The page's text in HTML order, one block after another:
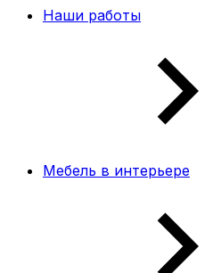
Наши работы
Мебель в интерьере